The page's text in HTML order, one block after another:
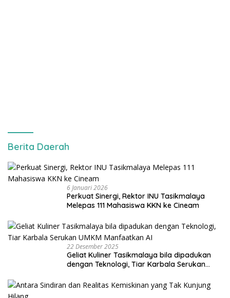
Berita Daerah
6 Januari 2026
Perkuat Sinergi, Rektor INU Tasikmalaya
Melepas 111 Mahasiswa KKN ke Cineam
22 Desember 2025
Geliat Kuliner Tasikmalaya bila dipadukan
dengan Teknologi, Tiar Karbala Serukan